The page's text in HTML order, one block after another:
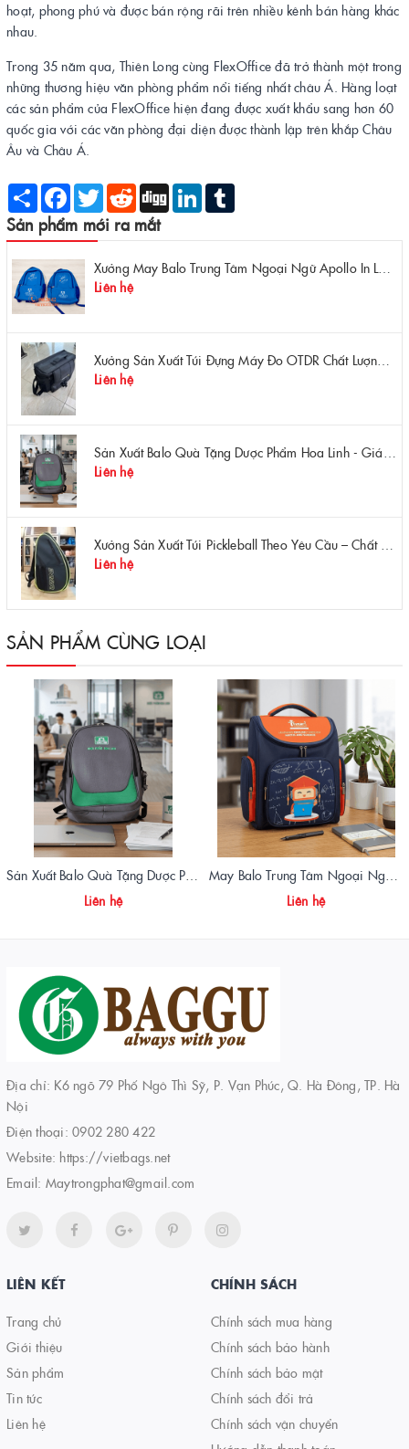
hoạt, phong phú và được bán rộng rãi trên nhiều kênh bán hàng khác
nhau.
Trong 35 năm qua, Thiên Long cùng FlexOffice đã trở thành một trong
những thương hiệu văn phòng phẩm nổi tiếng nhất châu Á. Hàng loạt
các sản phẩm của FlexOffice hiện đang được xuất khẩu sang hơn 60
quốc gia với các văn phòng đại diện được thành lập trên khắp Châu
Âu và Châu Á.
Share Facebook
Twitter Reddit Digg LinkedIn
Sản phẩm mới ra mắt
Xưởng May Balo Trung Tâm Ngoại Ngữ Apollo In Logo Giá Rẻ Tại Xưởng
Liên hệ
Xưởng Sản Xuất Túi Đựng Máy Đo OTDR Chất Lượng – Chống Va Đập, Giá Tận Xưởng
Liên hệ
Sản Xuất Balo Quà Tặng Dược Phẩm Hoa Linh - Giá Gốc Tại Xưởng
Liên hệ
Xưởng Sản Xuất Túi Pickleball Theo Yêu Cầu – Chất Lượng, Bền Bỉ, Thiết Kế Độc Quyền
Liên hệ
SẢN PHẨM CÙNG LOẠI
Sản Xuất Balo Quà Tặng Dược Phẩm Hoa Linh - Giá Gốc Tại Xưởng
Liên hệ
May Balo Trung Tâm Ngoại Ngữ Ismart – Chất Lượng Cao, Giá Tận Xưởng
Liên hệ
Địa chỉ: K6 ngõ 79 Phố Ngô Thì Sỹ, P. Vạn Phúc, Q. Hà Đông, TP. Hà
Nội
Điện thoại: 0902 280 422
Website: https://vietbags.net
Email: Maytrongphat@gmail.com
LIÊN KẾT
Trang chủ
Giới thiệu
Sản phẩm
Tin tức
Liên hệ
CHÍNH SÁCH
Chính sách mua hàng
Chính sách bảo hành
Chính sách bảo mật
Chính sách đổi trả
Chính sách vận chuyển